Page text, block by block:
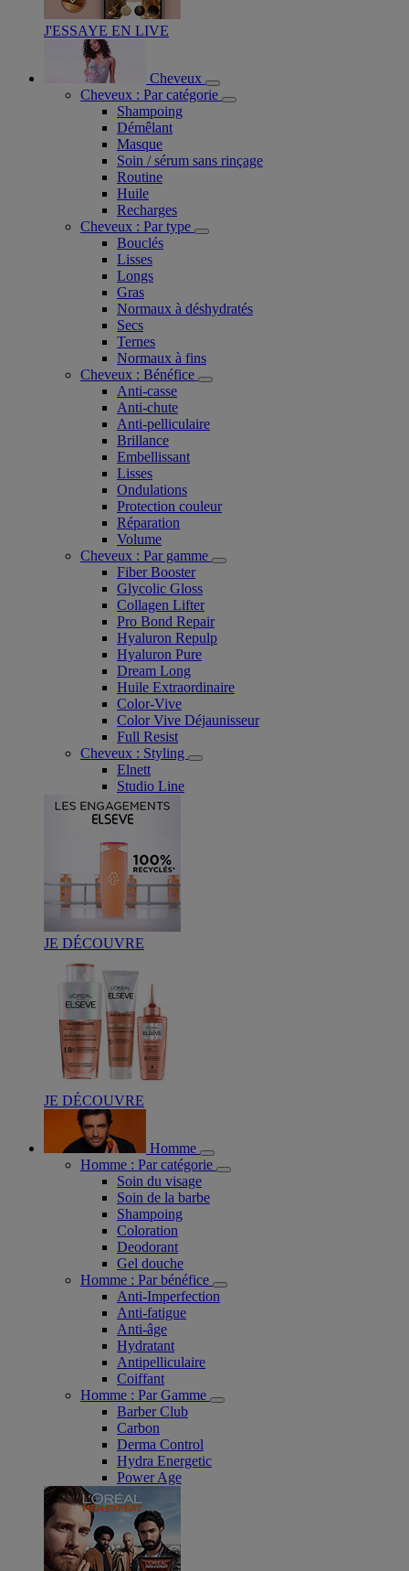
J'ESSAYE EN LIVE
Cheveux
Cheveux : Par catégorie
Shampoing
Démêlant
Masque
Soin / sérum sans rinçage
Routine
Huile
Recharges
Cheveux : Par type
Bouclés
Lisses
Longs
Gras
Normaux à déshydratés
Secs
Ternes
Normaux à fins
Cheveux : Bénéfice
Anti-casse
Anti-chute
Anti-pelliculaire​
Brillance
Embellissant
Lisses
Ondulations
Protection couleur​
Réparation
Volume
Cheveux : Par gamme
Fiber Booster
Glycolic Gloss
Collagen Lifter
Pro Bond Repair
Hyaluron Repulp
Hyaluron Pure
Dream Long
Huile Extraordinaire
Color-Vive
Color Vive Déjaunisseur
Full Resist
Cheveux : Styling
Elnett
Studio Line
JE DÉCOUVRE
JE DÉCOUVRE
Homme
Homme : Par catégorie
Soin du visage
Soin de la barbe
Shampoing
Coloration
Deodorant
Gel douche
Homme : Par bénéfice
Anti-Imperfection
Anti-fatigue
Anti-âge
Hydratant
Antipelliculaire
Coiffant
Homme : Par Gamme
Barber Club
Carbon
Derma Control
Hydra Energetic
Power Age